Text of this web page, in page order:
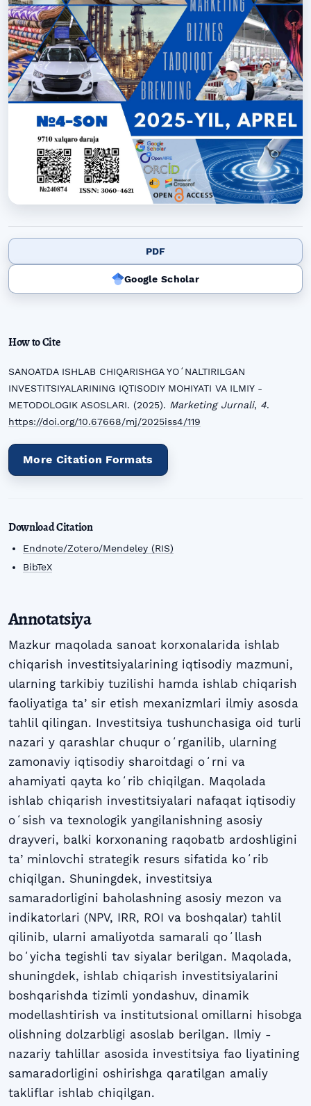
PDF
Google Scholar
How to Cite
SANOATDA ISHLAB CHIQARISHGA YOʻNALTIRILGAN
INVESTITSIYALARINING IQTISODIY MOHIYATI VA ILMIY -
METODOLOGIK ASOSLARI. (2025). Marketing Jurnali, 4.
https://doi.org/10.67668/mj/2025iss4/119
More Citation Formats
Download Citation
Endnote/Zotero/Mendeley (RIS)
BibTeX
Annotatsiya
Mazkur maqolada sanoat korxonalarida ishlab
chiqarish investitsiyalarining iqtisodiy mazmuni,
ularning tarkibiy tuzilishi hamda ishlab chiqarish
faoliyatiga taʼsir etish mexanizmlari ilmiy asosda
tahlil qilingan. Investitsiya tushunchasiga oid turli
nazari y qarashlar chuqur oʻrganilib, ularning
zamonaviy iqtisodiy sharoitdagi oʻrni va
ahamiyati qayta koʻrib chiqilgan. Maqolada
ishlab chiqarish investitsiyalari nafaqat iqtisodiy
oʻsish va texnologik yangilanishning asosiy
drayveri, balki korxonaning raqobatb ardoshligini
taʼminlovchi strategik resurs sifatida koʻrib
chiqilgan. Shuningdek, investitsiya
samaradorligini baholashning asosiy mezon va
indikatorlari (NPV, IRR, ROI va boshqalar) tahlil
qilinib, ularni amaliyotda samarali qoʻllash
boʻyicha tegishli tav siyalar berilgan. Maqolada,
shuningdek, ishlab chiqarish investitsiyalarini
boshqarishda tizimli yondashuv, dinamik
modellashtirish va institutsional omillarni hisobga
olishning dolzarbligi asoslab berilgan. Ilmiy -
nazariy tahlillar asosida investitsiya fao liyatining
samaradorligini oshirishga qaratilgan amaliy
takliflar ishlab chiqilgan.